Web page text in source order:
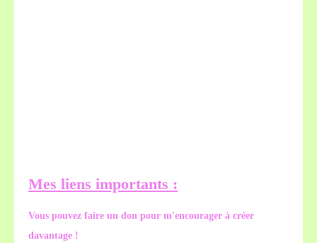
Mes liens importants :
Vous pouvez faire un don pour m'encourager à créer
davantage !